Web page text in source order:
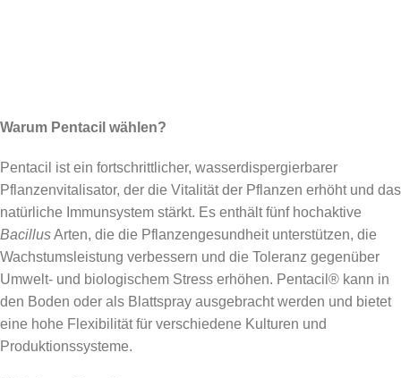
Warum Pentacil wählen?
Pentacil ist ein fortschrittlicher, wasserdispergierbarer
Pflanzenvitalisator, der die Vitalität der Pflanzen erhöht und das
natürliche Immunsystem stärkt. Es enthält fünf hochaktive
BacillusArten, die die Pflanzengesundheit unterstützen, die
Wachstumsleistung verbessern und die Toleranz gegenüber
Umwelt- und biologischem Stress erhöhen. Pentacil® kann in
den Boden oder als Blattspray ausgebracht werden und bietet
eine hohe Flexibilität für verschiedene Kulturen und
Produktionssysteme.